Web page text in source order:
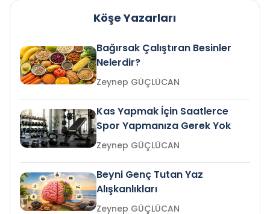
Köşe Yazarları
Bağırsak Çalıştıran Besinler
Nelerdir?
Zeynep GÜÇLÜCAN
Kas Yapmak İçin Saatlerce
Spor Yapmanıza Gerek Yok
Zeynep GÜÇLÜCAN
Beyni Genç Tutan Yaz
Alışkanlıkları
Zeynep GÜÇLÜCAN